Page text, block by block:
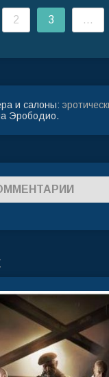
2 3 ...
и салоны:
Эрободио.